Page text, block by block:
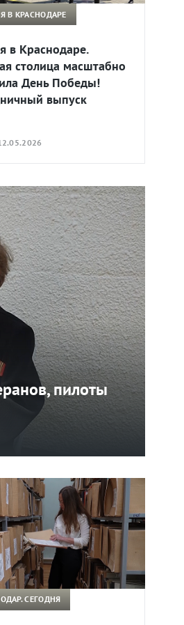
В КРАСНОДАРЕ
в Краснодаре.
столица масштабно
День Победы!
выпуск
пилоты
СЕГОДНЯ